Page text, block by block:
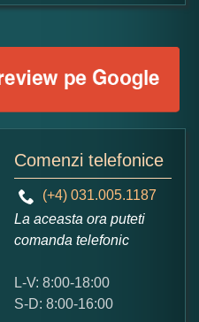
produs?
5
Comenzi telefonice
(+4) 031.005.1187
La aceasta ora puteti
comanda telefonic
L-V: 8:00-18:00
S-D: 8:00-16:00